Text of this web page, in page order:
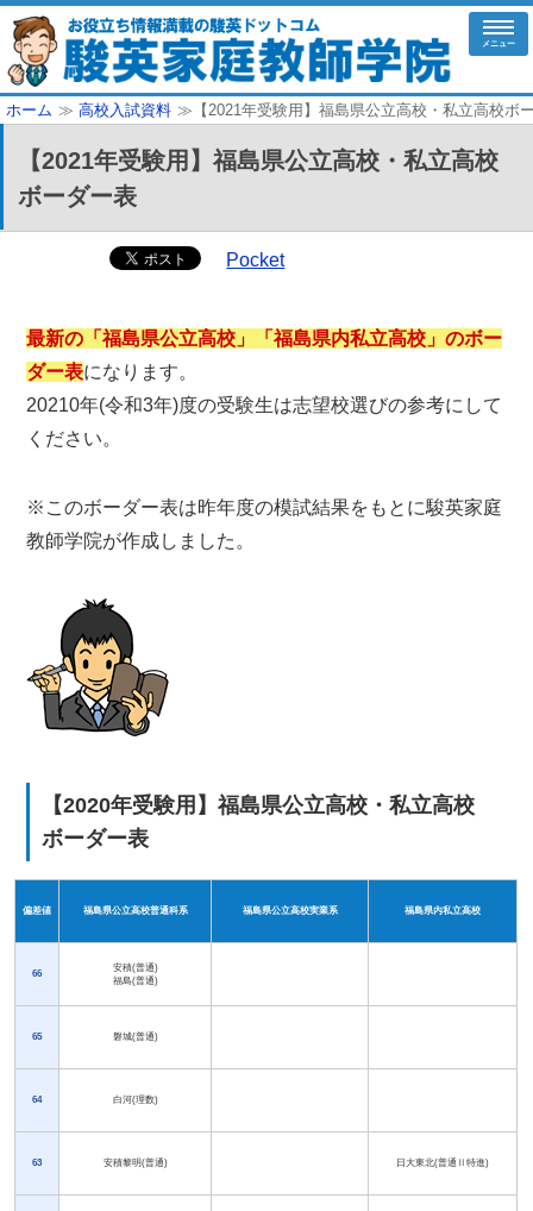
メニュー
ホーム ≫ 高校入試資料 ≫【2021年受験用】福島県公立高校・私立高校ボ
【2021年受験用】福島県公立高校・私立高校
ボーダー表
Pocket
最新の「福島県公立高校」「福島県内私立高校」のボー
ダー表になります。
20210年(令和3年)度の受験生は志望校選びの参考にして
ください。
※このボーダー表は昨年度の模試結果をもとに駿英家庭
教師学院が作成しました。
【2020年受験用】福島県公立高校・私立高校
ボーダー表
偏差値 福島県公立高校普通科系 福島県公立高校実業系 福島県内私立高校
66
安積(普通)
福島(普通)
65 磐城(普通)
64 白河(理数)
63 安積黎明(普通) 日大東北(普通Ⅱ特進)